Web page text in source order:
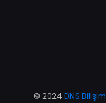
© 2024 DNS Bilişim